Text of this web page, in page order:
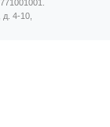
4-10,